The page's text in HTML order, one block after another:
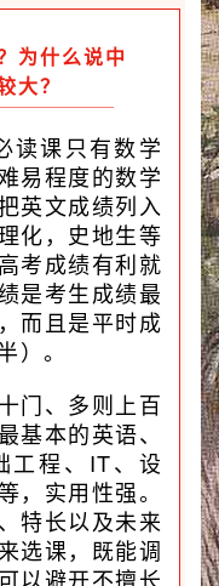
为什么说中
大？
读课只有数学
易程度的数学
英文成绩列入
化，史地生等
考成绩有利就
是考生成绩最
而且是平时成
）。
门、多则上百
基本的英语、
工程、IT、设
，实用性强。
特长以及未来
选课，既能调
以避开不擅长